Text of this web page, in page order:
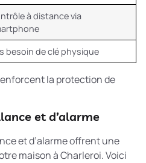
à distance via
besoin de clé physique
la protection de
et d’alarme
et d’alarme offrent une
maison à Charleroi. Voici